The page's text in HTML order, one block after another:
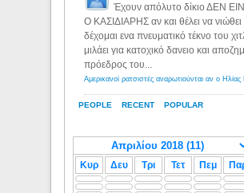
PEOPLE RECENT POPULAR
Έχουν απόλυτο δίκιο ΔΕΝ
Ο ΚΑΣΙΔΙΑΡΗΣ αν και θέλει να νιώθει
δέχομαι ενα πνευματικό τέκνο του
μιλάει για κατοχικό δανειο και
πρόεδρος του...
Κυρ Δευ Τρι Τετ Πεμ